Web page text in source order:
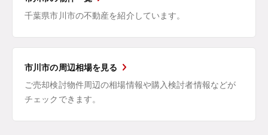
千葉県市川市の不動産を紹介しています。
市川市の周辺相場を見る
ご売却検討物件周辺の相場情報や購入検討者情報などが
チェックできます。